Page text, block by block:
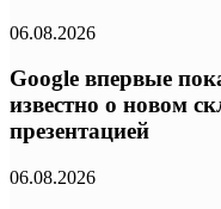
06.08.2026
Google впервые
известно о новом
презентацией
06.08.2026